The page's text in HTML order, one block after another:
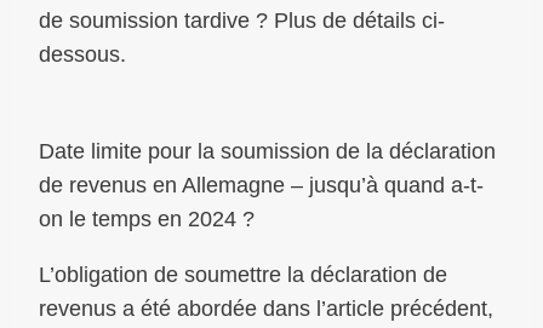
de soumission tardive ? Plus de détails ci-
dessous.
Date limite pour la soumission de la déclaration
de revenus en Allemagne – jusqu’à quand a-t-
on le temps en 2024 ?
L’obligation de soumettre la déclaration de
revenus a été abordée dans l’article précédent,